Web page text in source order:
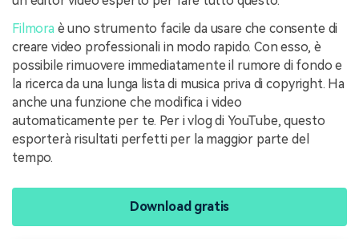
Filmora è uno strumento facile da usare che consente di
creare video professionali in modo rapido. Con esso, è
possibile rimuovere immediatamente il rumore di fondo e
la ricerca da una lunga lista di musica priva di copyright. Ha
anche una funzione che modifica i video
automaticamente per te. Per i vlog di YouTube, questo
esporterà risultati perfetti per la maggior parte del
tempo.
Download gratis